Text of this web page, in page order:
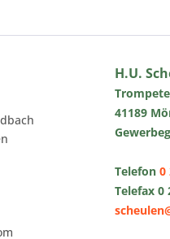
H.U.
41189
Telefon 0
Telefax 0